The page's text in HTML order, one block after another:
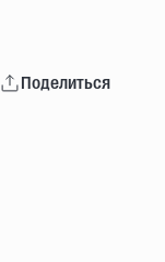
Поделиться